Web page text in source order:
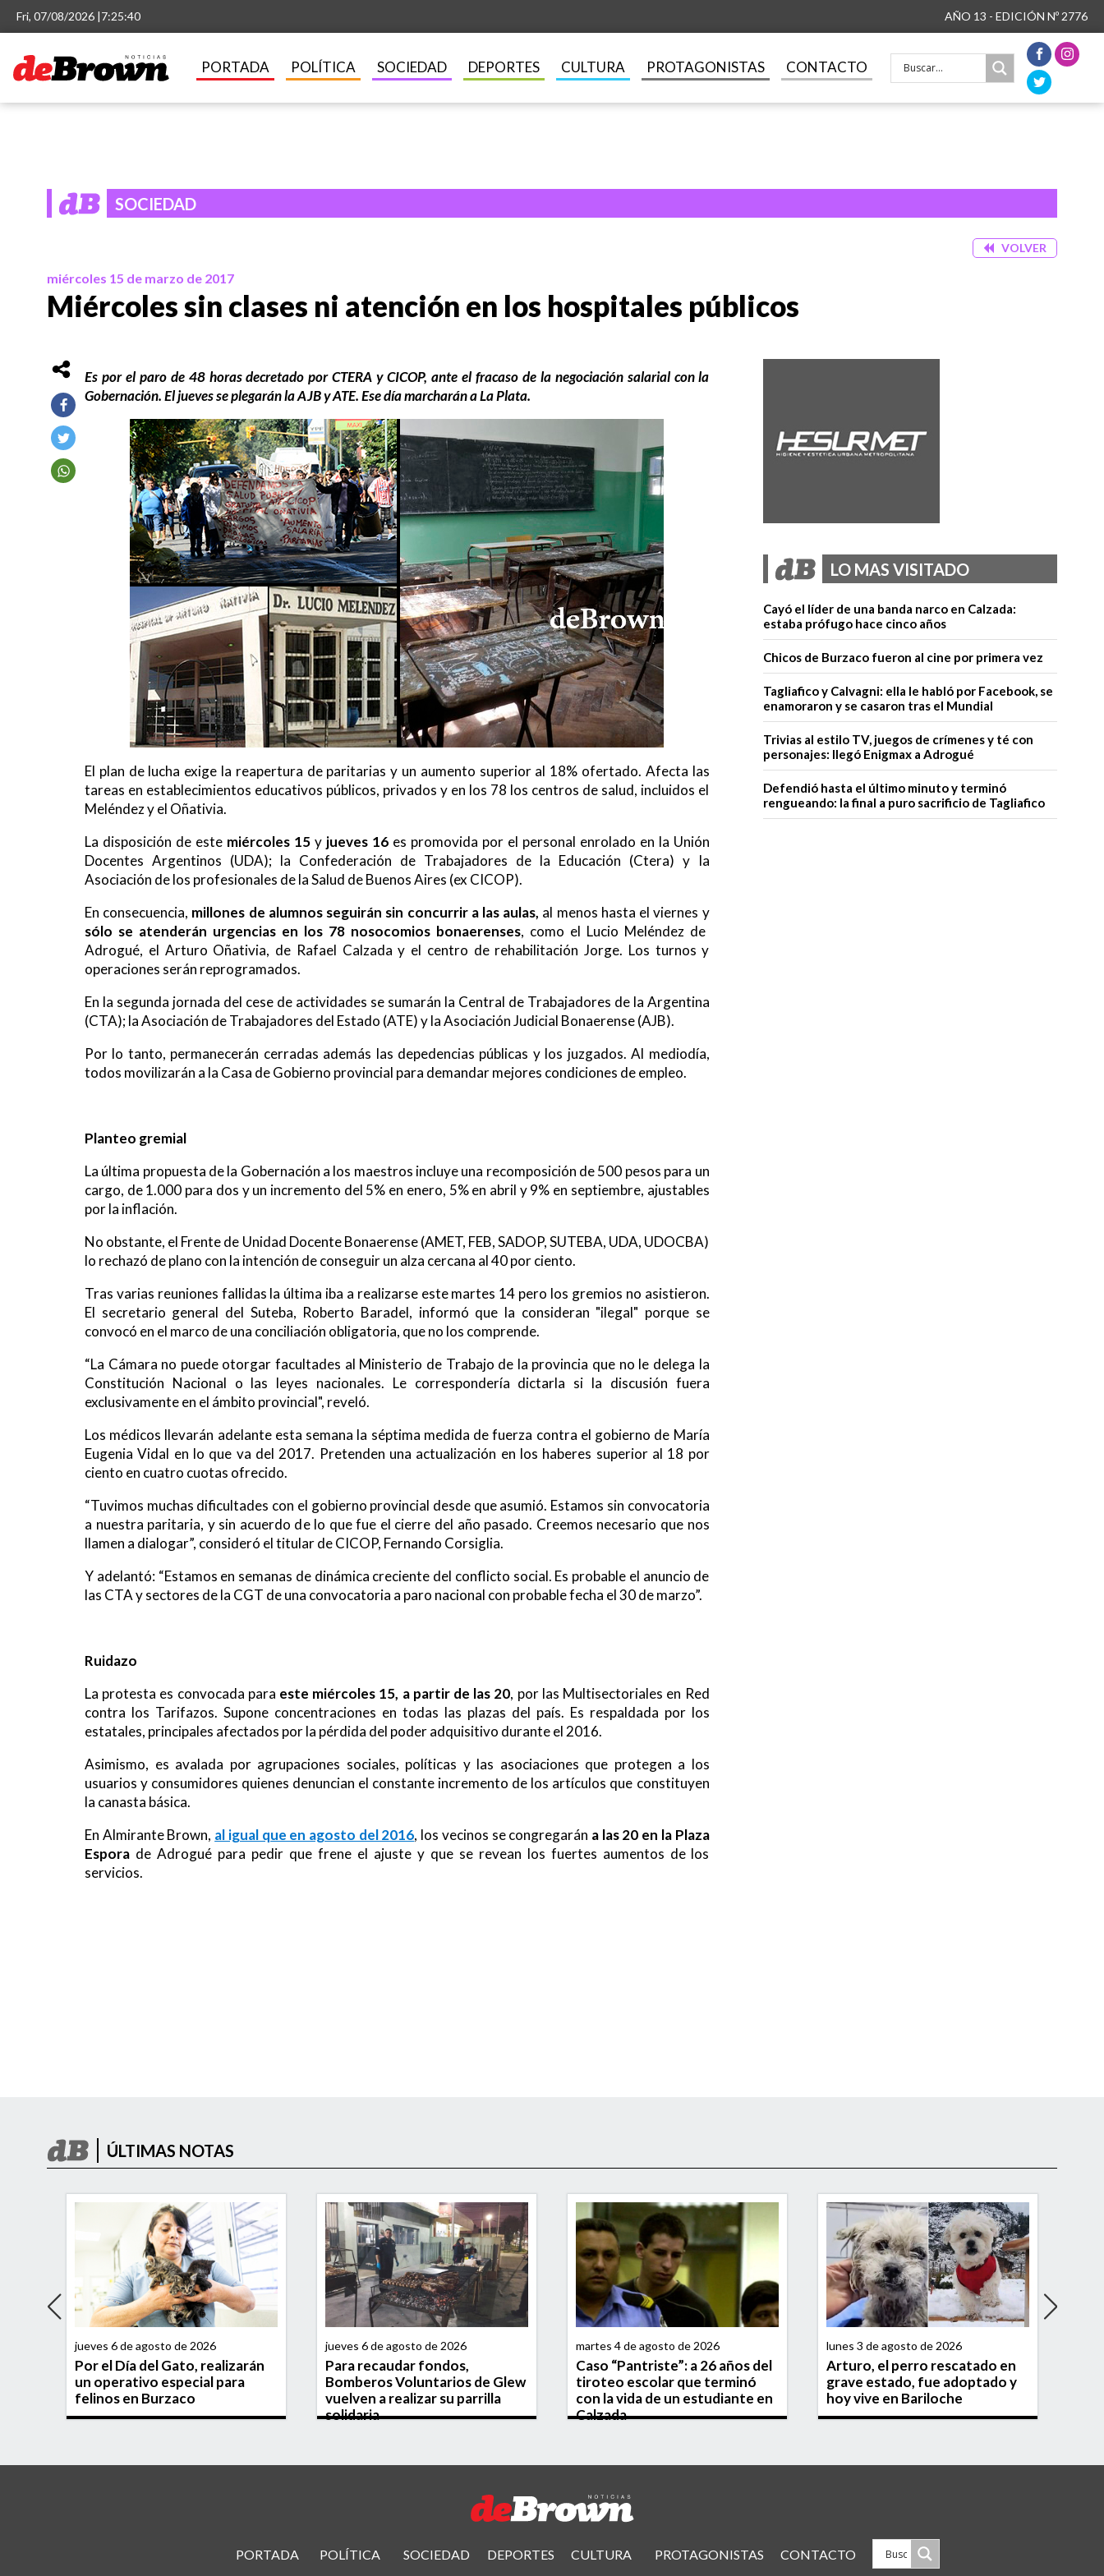
Fri, 07/08/2026 |7:25:40 AÑO 13 - EDICIÓN Nº 2776
PORTADA POLÍTICA SOCIEDAD DEPORTES CULTURA PROTAGONISTAS CONTACTO
SOCIEDAD
VOLVER
miércoles 15 de marzo de 2017
Miércoles sin clases ni atención en los hospitales públicos
Es por el paro de 48 horas decretado por CTERA y CICOP, ante el fracaso de la negociación salarial con la
Gobernación. El jueves se plegarán la AJB y ATE. Ese día marcharán a La Plata.
El plan de lucha exige la reapertura de paritarias y un aumento superior al 18% ofertado. Afecta las
tareas en establecimientos educativos públicos, privados y en los 78 los centros de salud, incluidos el
Meléndez y el Oñativia.
La disposición de este miércoles 15y jueves 16es promovida por el personal enrolado en la Unión
Docentes Argentinos (UDA); la Confederación de Trabajadores de la Educación (Ctera) y la
Asociación de los profesionales de la Salud de Buenos Aires (ex CICOP).
En consecuencia, millones de alumnos seguirán sin concurrir a las aulas, al menos hasta el viernes y
sólo se atenderán urgencias en los 78 nosocomios bonaerenses, como el Lucio Meléndez de
Adrogué, el Arturo Oñativia, de Rafael Calzada y el centro de rehabilitación Jorge. Los turnos y
operaciones serán reprogramados.
En la segunda jornada del cese de actividades se sumarán la Central de Trabajadores de la Argentina
(CTA); la Asociación de Trabajadores del Estado (ATE) y la Asociación Judicial Bonaerense (AJB).
Por lo tanto, permanecerán cerradas además las depedencias públicas y los juzgados. Al mediodía,
todos movilizarán a la Casa de Gobierno provincial para demandar mejores condiciones de empleo.
Planteo gremial
La última propuesta de la Gobernación a los maestros incluye una recomposición de 500 pesos para un
cargo, de 1.000 para dos y un incremento del 5% en enero, 5% en abril y 9% en septiembre, ajustables
por la inflación.
No obstante, el Frente de Unidad Docente Bonaerense (AMET, FEB, SADOP, SUTEBA, UDA, UDOCBA)
lo rechazó de plano con la intención de conseguir un alza cercana al 40 por ciento.
Tras varias reuniones fallidas la última iba a realizarse este martes 14 pero los gremios no asistieron.
El secretario general del Suteba, Roberto Baradel, informó que la consideran "ilegal" porque se
convocó en el marco de una conciliación obligatoria, que no los comprende.
“La Cámara no puede otorgar facultades al Ministerio de Trabajo de la provincia que no le delega la
Constitución Nacional o las leyes nacionales. Le correspondería dictarla si la discusión fuera
exclusivamente en el ámbito provincial", reveló.
Los médicos llevarán adelante esta semana la séptima medida de fuerza contra el gobierno de María
Eugenia Vidal en lo que va del 2017. Pretenden una actualización en los haberes superior al 18 por
ciento en cuatro cuotas ofrecido.
“Tuvimos muchas dificultades con el gobierno provincial desde que asumió. Estamos sin convocatoria
a nuestra paritaria, y sin acuerdo de lo que fue el cierre del año pasado. Creemos necesario que nos
llamen a dialogar”, consideró el titular de CICOP, Fernando Corsiglia.
Y adelantó: “Estamos en semanas de dinámica creciente del conflicto social. Es probable el anuncio de
las CTA y sectores de la CGT de una convocatoria a paro nacional con probable fecha el 30 de marzo”.
Ruidazo
La protesta es convocada para este miércoles 15, a partir de las 20, por las Multisectoriales en Red
contra los Tarifazos. Supone concentraciones en todas las plazas del país. Es respaldada por los
estatales, principales afectados por la pérdida del poder adquisitivo durante el 2016.
Asimismo, es avalada por agrupaciones sociales, políticas y las asociaciones que protegen a los
usuarios y consumidores quienes denuncian el constante incremento de los artículos que constituyen
la canasta básica.
En Almirante Brown, al igual que en agosto del 2016, los vecinos se congregarán a las 20 en la Plaza
Espora de Adrogué para pedir que frene el ajuste y que se revean los fuertes aumentos de los
servicios.
LO MAS VISITADO
Cayó el líder de una banda narco en Calzada:
estaba prófugo hace cinco años
Chicos de Burzaco fueron al cine por primera vez
Tagliafico y Calvagni: ella le habló por Facebook, se
enamoraron y se casaron tras el Mundial
Trivias al estilo TV, juegos de crímenes y té con
personajes: llegó Enigmax a Adrogué
Defendió hasta el último minuto y terminó
rengueando: la final a puro sacrificio de Tagliafico
ÚLTIMAS NOTAS
jueves 6 de agosto de 2026
Por el Día del Gato, realizarán
un operativo especial para
felinos en Burzaco
jueves 6 de agosto de 2026
Para recaudar fondos,
Bomberos Voluntarios de Glew
vuelven a realizar su parrilla
solidaria
martes 4 de agosto de 2026
Caso “Pantriste”: a 26 años del
tiroteo escolar que terminó
con la vida de un estudiante en
Calzada
lunes 3 de agosto de 2026
Arturo, el perro rescatado en
grave estado, fue adoptado y
hoy vive en Bariloche
PORTADA POLÍTICA SOCIEDAD DEPORTES CULTURA PROTAGONISTAS CONTACTO